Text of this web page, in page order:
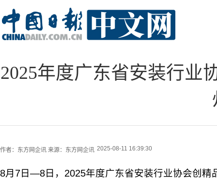
2025年度广东省安装行业
作者： 东方网企讯 来源： 东方网企讯 2025-08-11 16:39:30
8月7日—8日，2025年度广东省安装行业协会创精